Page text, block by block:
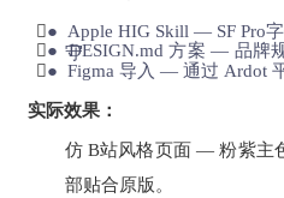
● Apple HIG Skill — SF Pro

● DESIGN.md 方案 — 品牌规范转 Markdown，AI 严格遵守
● Figma 导入 — 通过 Ardot
实际效果：
仿 B站风格页面 — 粉紫主
部贴合原版。